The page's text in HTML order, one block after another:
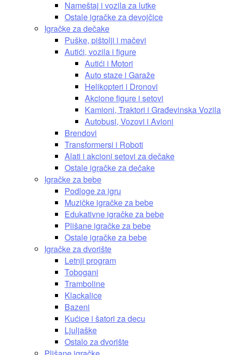
Nameštaj i vozila za lutke
Ostale igračke za devojčice
Igračke za dečake
Puške, pištolji i mačevi
Autići, vozila i figure
Autići i Motori
Auto staze i Garaže
Helikopteri i Dronovi
Akcione figure i setovi
Kamioni, Traktori i Građevinska Vozila
Autobusi, Vozovi i Avioni
Brendovi
Transformersi i Roboti
Alati i akcioni setovi za dečake
Ostale igračke za dečake
Igračke za bebe
Podloge za igru
Muzičke igračke za bebe
Edukativne igračke za bebe
Plišane igračke za bebe
Ostale igračke za bebe
Igračke za dvorište
Letnji program
Tobogani
Tramboline
Klackalice
Bazeni
Kućice i šatori za decu
Ljuljaške
Ostalo za dvorište